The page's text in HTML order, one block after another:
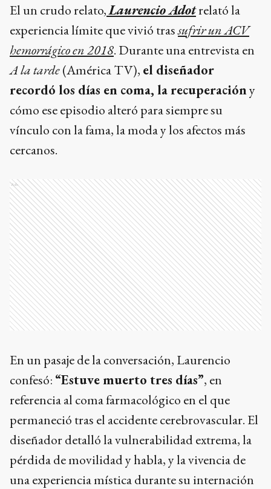
El un crudo relato,Laurencio Adotrelató la
experiencia límite que vivió trassufrir un ACV
hemorrágico en 2018. Durante una entrevista en
A la tarde(América TV), el diseñador
recordó los días en coma, la recuperacióny
cómo ese episodio alteró para siempre su
vínculo con la fama, la moda y los afectos más
cercanos.
Ads
En un pasaje de la conversación, Laurencio
confesó: “Estuve muerto tres días”, en
referencia al coma farmacológico en el que
permaneció tras el accidente cerebrovascular. El
diseñador detalló la vulnerabilidad extrema, la
pérdida de movilidad y habla, y la vivencia de
una experiencia mística durante su internación